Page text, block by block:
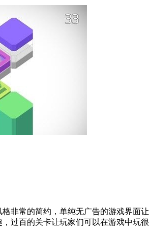
非常的简约，单纯无广告的游戏界
过百的关卡让玩家们可以在游戏中玩